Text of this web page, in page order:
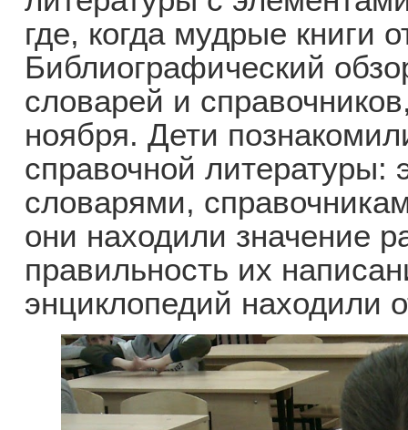
где, когда мудрые книги
Библиографический
словарей и
ноября. Дети
справочной литературы:
словарями,
они находили значение
правильность их
энциклопедий находили